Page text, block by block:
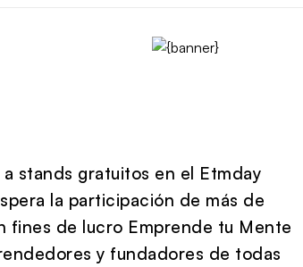
stands gratuitos en el Etmday
la participación de más de
fines de lucro Emprende tu Mente
y fundadores de todas